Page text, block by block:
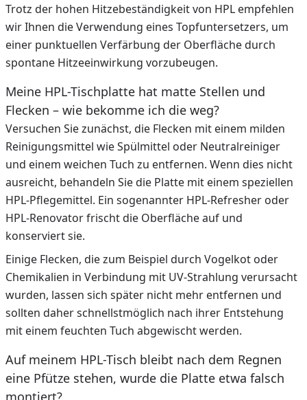
Trotz der hohen Hitzebeständigkeit von HPL empfehlen
wir Ihnen die Verwendung eines Topfuntersetzers, um
einer punktuellen Verfärbung der Oberfläche durch
spontane Hitzeeinwirkung vorzubeugen.
Meine HPL-Tischplatte hat matte Stellen und
Flecken – wie bekomme ich die weg?
Versuchen Sie zunächst, die Flecken mit einem milden
Reinigungsmittel wie Spülmittel oder Neutralreiniger
und einem weichen Tuch zu entfernen. Wenn dies nicht
ausreicht, behandeln Sie die Platte mit einem speziellen
HPL-Pflegemittel. Ein sogenannter HPL-Refresher oder
HPL-Renovator frischt die Oberfläche auf und
konserviert sie.
Einige Flecken, die zum Beispiel durch Vogelkot oder
Chemikalien in Verbindung mit UV-Strahlung verursacht
wurden, lassen sich später nicht mehr entfernen und
sollten daher schnellstmöglich nach ihrer Entstehung
mit einem feuchten Tuch abgewischt werden.
Auf meinem HPL-Tisch bleibt nach dem Regnen
eine Pfütze stehen, wurde die Platte etwa falsch
montiert?